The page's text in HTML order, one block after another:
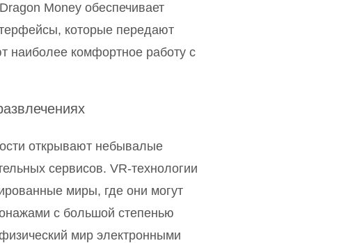
Money обеспечивает
которые передают
наиболее комфортное работу с
открывают небывалые
сервисов. VR-технологии
миры, где они могут
с большой степенью
мир электронными